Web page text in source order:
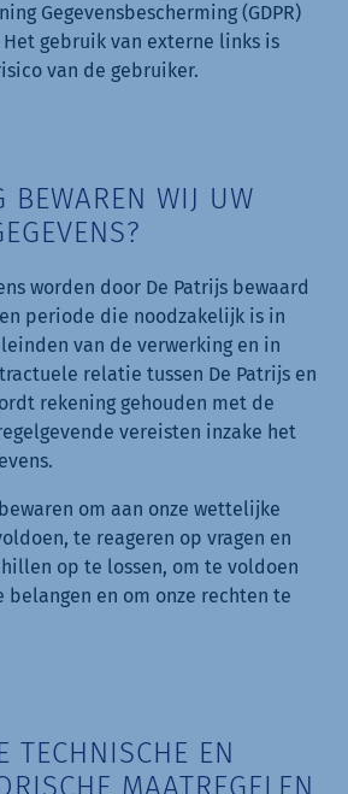
Gegevensbescherming (GDPR)
gebruik van externe links is
van de gebruiker.
BEWAREN WIJ UW
worden door De Patrijs bewaard
periode die noodzakelijk is in
van de verwerking en in
relatie tussen De Patrijs en
rekening gehouden met de
vereisten inzake het
om aan onze wettelijke
te reageren op vragen en
op te lossen, om te voldoen
belangen en om onze rechten te
TECHNISCHE EN
MAATREGELEN